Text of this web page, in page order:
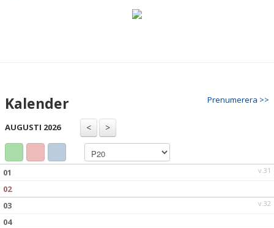
KONTAKT
Prenumerera >>
Kalender
AUGUSTI 2026
v.31
01
02
v.32
03
04